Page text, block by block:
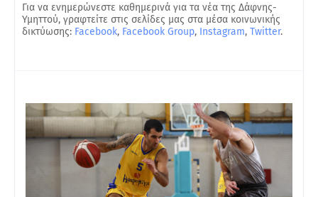
Για να ενημερώνεστε καθημερινά για τα νέα της Δάφνης-
Υμηττού, γραφτείτε στις σελίδες μας στα μέσα κοινωνικής
δικτύωσης: Facebook, Facebook Group, Instagram, Twitter.